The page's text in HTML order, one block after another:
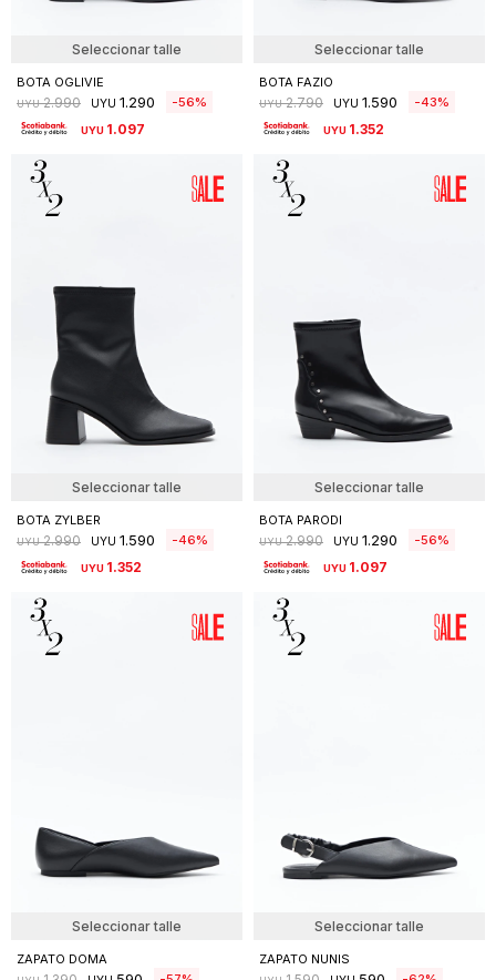
Seleccionar talle
BOTA OGLIVIE
UYU 2.990 UYU 1.290 56
UYU 1.097
Seleccionar talle
BOTA FAZIO
UYU 2.790 UYU 1.590 43
UYU 1.352
Seleccionar talle
BOTA ZYLBER
UYU 2.990 UYU 1.590
Seleccionar talle
BOTA PARODI
UYU 2.990 UYU 1.290
UYU